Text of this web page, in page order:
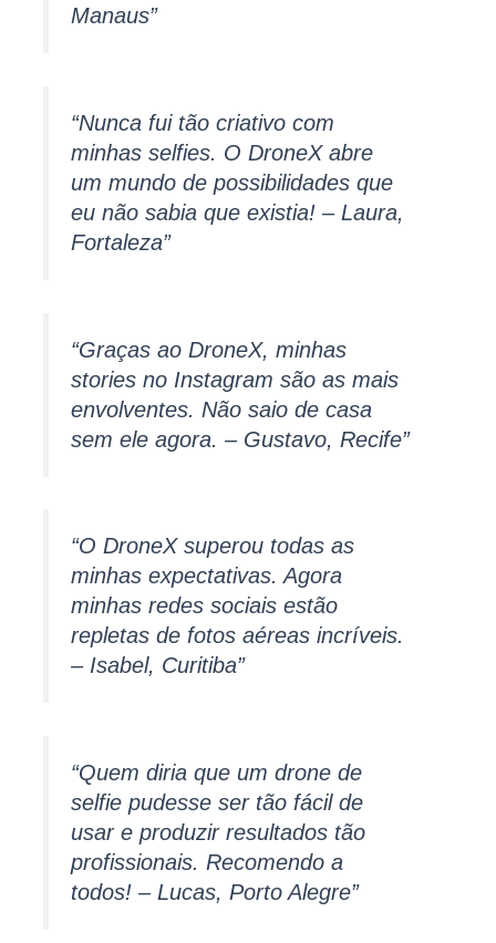
Manaus”
“Nunca fui tão criativo com
minhas selfies. O DroneX abre
um mundo de possibilidades que
eu não sabia que existia! – Laura,
Fortaleza”
“Graças ao DroneX, minhas
stories no Instagram são as mais
envolventes. Não saio de casa
sem ele agora. – Gustavo, Recife”
“O DroneX superou todas as
minhas expectativas. Agora
minhas redes sociais estão
repletas de fotos aéreas incríveis.
– Isabel, Curitiba”
“Quem diria que um drone de
selfie pudesse ser tão fácil de
usar e produzir resultados tão
profissionais. Recomendo a
todos! – Lucas, Porto Alegre”